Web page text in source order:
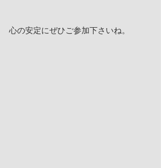
心の安定にぜひご参加下さいね。